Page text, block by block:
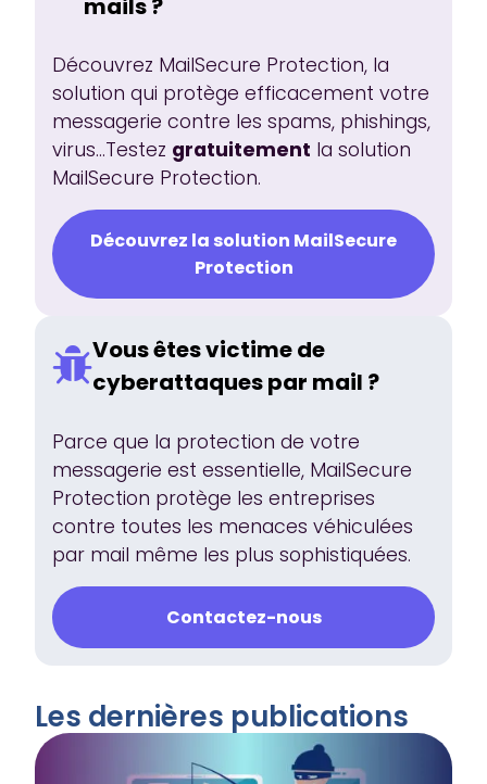
mails ?
Découvrez MailSecure Protection, la
solution qui protège efficacement votre
messagerie contre les spams, phishings,
virus...Testez gratuitement la solution
MailSecure Protection.
Découvrez la solution MailSecure
Protection
Vous êtes victime de
cyberattaques par mail ?
Parce que la protection de votre
messagerie est essentielle, MailSecure
Protection protège les entreprises
contre toutes les menaces véhiculées
par mail même les plus sophistiquées.
Contactez-nous
Les dernières publications